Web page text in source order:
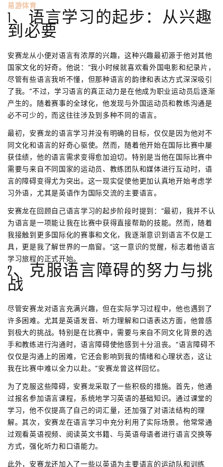
易游体育
1、语言学习的起步：从兴趣
到必要
安赛龙从小便对语言有浓厚的兴趣，这种兴趣最初源于他对其他
国家文化的好奇。他说：“我小时候就喜欢看外国电影和纪录片，
尽管有些语言我听不懂，但那种语言的韵律和表达方式深深吸引
了我。”不过，学习语言的真正动力是在他成为职业运动员后逐渐
产生的。随着赛事的全球化，他发现与外国运动员和教练沟通是
必不可少的，而这往往涉及到多种不同的语言。
最初，安赛龙的语言学习并没有明确的目标，仅仅是因为他对不
同文化和语言的好奇心驱使。然而，随着他开始在国际比赛中屡
获佳绩，他的语言需求变得愈加迫切。特别是当他在国际比赛中
需要与来自不同国家的运动员、教练团队和媒体进行互动时，语
言的障碍变得尤为突出。这一现实促使他更加认真地开始考虑学
习外语，尤其是英语作为国际交流的主要语言。
安赛龙在回顾自己语言学习的起步阶段时提到：“最初，我并不认
为语言是一项能让我在比赛中获得直接帮助的技能。然而，随着
我接触到更多国际化的赛事和文化，我逐渐意识到语言不仅是工
具，更是我了解世界的一扇窗。”这一意识的觉醒，标志着他语言
学习旅程的正式开始。
2、克服语言障碍的努力与挑
战
尽管安赛龙对语言充满兴趣，但在实际学习过程中，他也遇到了
许多困难。尤其是英语发音、听力理解和口语表达方面，他曾感
到极大的挑战。特别是在比赛中，需要与来自不同文化背景的选
手和教练进行沟通时，语言障碍使他感到十分沮丧。“语言障碍不
仅仅是沟通上的困难，它还会影响到我的情绪和心理状态，这让
我在比赛中难以全力以赴。”安赛龙曾这样回忆。
为了克服这些障碍，安赛龙采取了一些积极的措施。首先，他通
过报名参加语言课程，系统地学习英语的基础知识。通过课堂的
学习，他不仅提高了自己的词汇量，还加强了对语法结构的理
解。其次，安赛龙在语言学习中充分利用了实际场景。他常常通
过观看英语视频、阅读英文书籍、与英语母语者进行语言交换等
方式，强化听力和口语能力。
此外，安赛龙还加入了一些以英语为主要语言的运动队和训练